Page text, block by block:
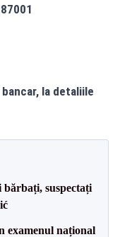
la detaliile
suspectați
examenul național